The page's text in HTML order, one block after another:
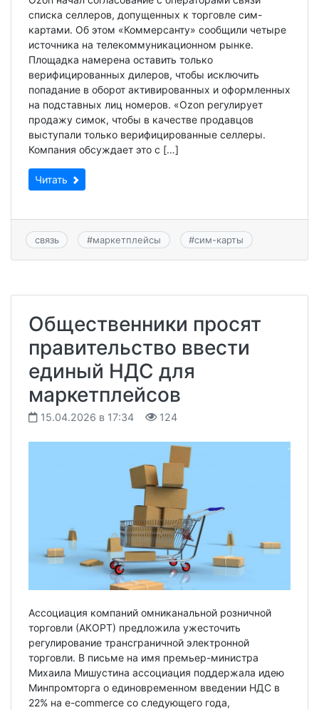
списка селлеров, допущенных к торговле сим-
картами. Об этом «Коммерсанту» сообщили четыре
источника на телекоммуникационном рынке.
Площадка намерена оставить только
верифицированных дилеров, чтобы исключить
попадание в оборот активированных и оформленных
на подставных лиц номеров. «Ozon регулирует
продажу симок, чтобы в качестве продавцов
выступали только верифицированные селлеры.
Компания обсуждает это с […]
Читать
связь #маркетплейсы #сим-карты
Общественники просят
правительство ввести
единый НДС для
маркетплейсов
15.04.2026 в 17:34 124
Ассоциация компаний омниканальной розничной
торговли (АКОРТ) предложила ужесточить
регулирование трансграничной электронной
торговли. В письме на имя премьер-министра
Михаила Мишустина ассоциация поддержала идею
Минпромторга о единовременном введении НДС в
22% на e-commerce со следующего года,